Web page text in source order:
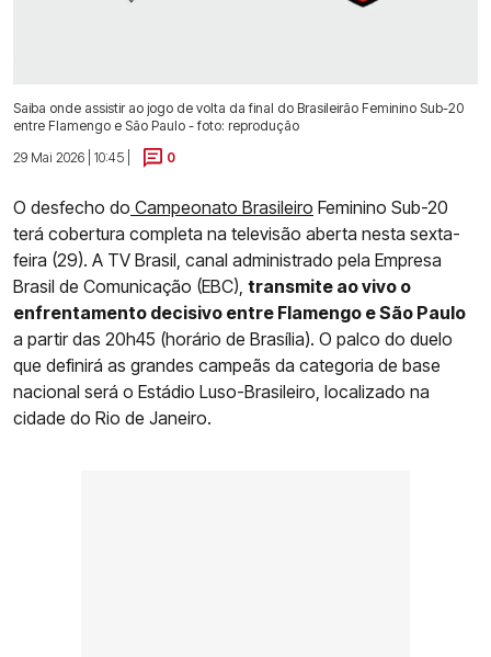
Saiba onde assistir ao jogo de volta da final do Brasileirão Feminino Sub-20
entre Flamengo e São Paulo - foto: reprodução
29 Mai 2026 | 10:45 |
0
O desfecho do Campeonato Brasileiro Feminino Sub-20
terá cobertura completa na televisão aberta nesta sexta-
feira (29). A TV Brasil, canal administrado pela Empresa
Brasil de Comunicação (EBC), transmite ao vivo o
enfrentamento decisivo entre Flamengo e São Paulo
a partir das 20h45 (horário de Brasília). O palco do duelo
que definirá as grandes campeãs da categoria de base
nacional será o Estádio Luso-Brasileiro, localizado na
cidade do Rio de Janeiro.